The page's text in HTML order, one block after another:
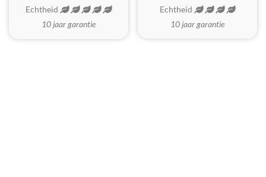
Echtheid
10 jaar garantie
Echtheid
10 jaar garantie